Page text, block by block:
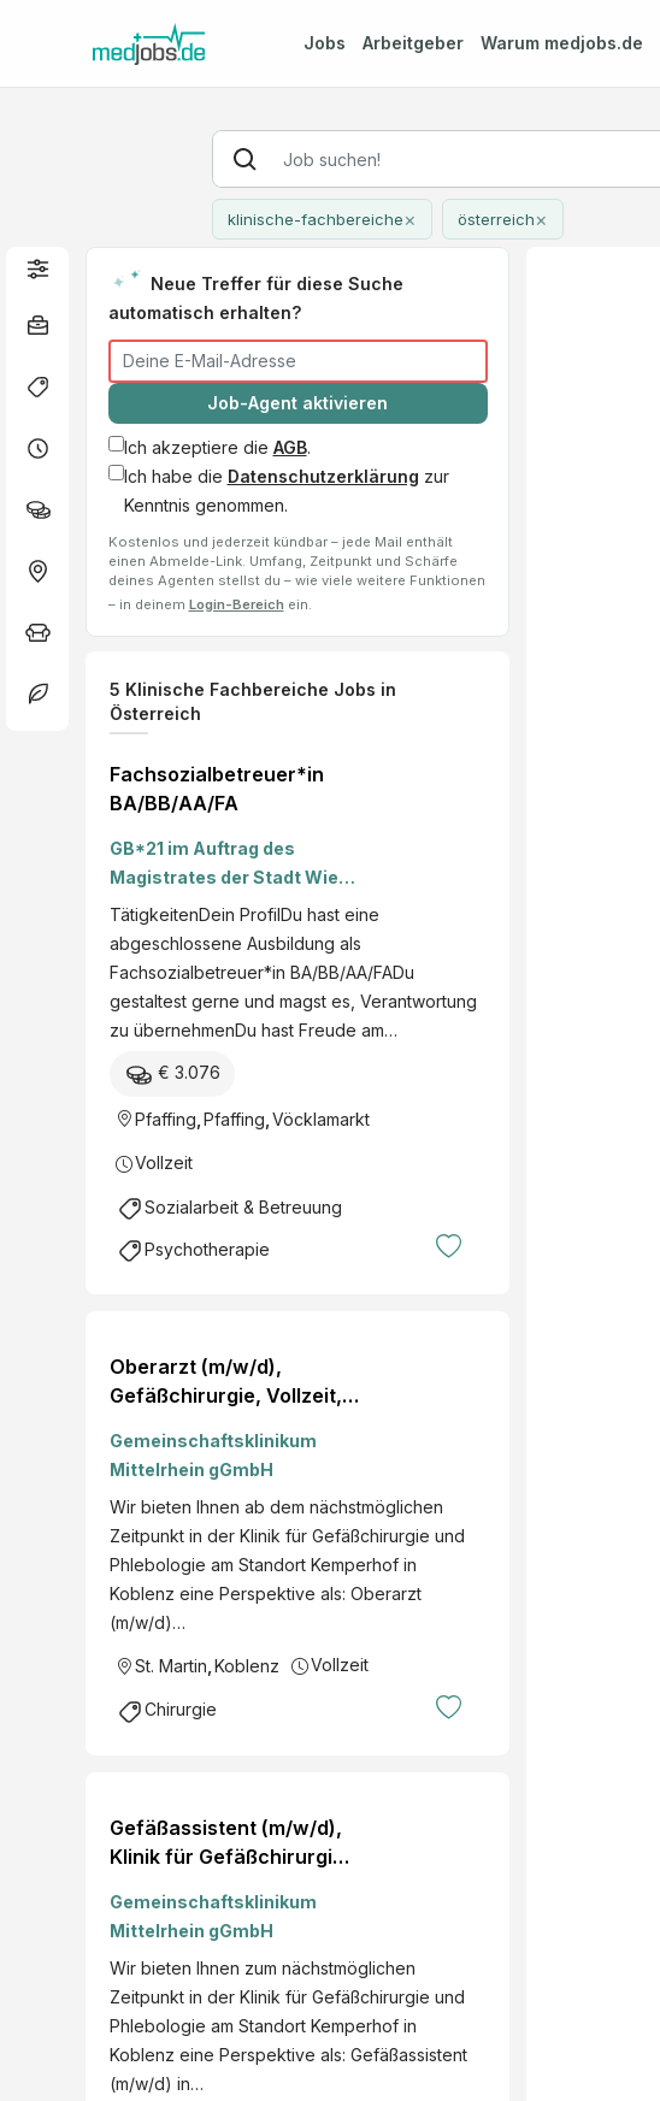
Jobs Arbeitgeber Warum medjobs.de
klinische-fachbereiche× österreich×
Neue Treffer für diese Suche
automatisch erhalten?
Job-Agent aktivieren
Ich akzeptiere die AGB.
Ich habe die Datenschutzerklärung zur
Kenntnis genommen.
Kostenlos und jederzeit kündbar – jede Mail enthält
einen Abmelde-Link. Umfang, Zeitpunkt und Schärfe
deines Agenten stellst du – wie viele weitere Funktionen
– in deinem Login-Bereich ein.
5 Klinische Fachbereiche Jobs in
Österreich
Fachsozialbetreuer*in
BA/BB/AA/FA
GB*21 im Auftrag des
Magistrates der Stadt Wien,
MA 25
TätigkeitenDein ProfilDu hast eine
abgeschlossene Ausbildung als
Fachsozialbetreuer*in BA/BB/AA/FADu
gestaltest gerne und magst es, Verantwortung
zu übernehmenDu hast Freude am…
€ 3.076
Pfaffing Pfaffing Vöcklamarkt
Vollzeit
Sozialarbeit & Betreuung
Psychotherapie
Oberarzt (m/w/d),
Gefäßchirurgie, Vollzeit,
Gemeinschaftsklinikum
Mittelrhein gGmbH
Wir bieten Ihnen ab dem nächstmöglichen
Zeitpunkt in der Klinik für Gefäßchirurgie und
Phlebologie am Standort Kemperhof in
Koblenz eine Perspektive als: Oberarzt
(m/w/d)…
St. Martin,Koblenz Vollzeit
Chirurgie
Gefäßassistent (m/w/d),
Klinik für Gefäßchirurgie
oder Teilzeit, Kemperhof
Koblenz
Gemeinschaftsklinikum
Mittelrhein gGmbH
Wir bieten Ihnen zum nächstmöglichen
Zeitpunkt in der Klinik für Gefäßchirurgie und
Phlebologie am Standort Kemperhof in
Koblenz eine Perspektive als: Gefäßassistent
(m/w/d) in…